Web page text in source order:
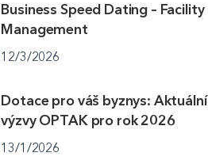
Business Speed Dating – Facility
Management
12/3/2026
Dotace pro váš byznys: Aktuální
výzvy OPTAK pro rok 2026
13/1/2026